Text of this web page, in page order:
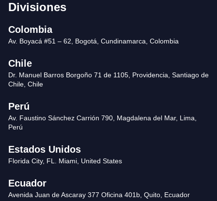
Divisiones
Colombia
Av. Boyacá #51 – 62, Bogotá, Cundinamarca, Colombia
Chile
Dr. Manuel Barros Borgoño 71 de 1105, Providencia, Santiago de
Chile, Chile
Perú
Av. Faustino Sánchez Carrión 790, Magdalena del Mar, Lima,
Perú
Estados Unidos
Florida City, FL. Miami, United States
Ecuador
Avenida Juan de Ascaray 377 Oficina 401b, Quito, Ecuador